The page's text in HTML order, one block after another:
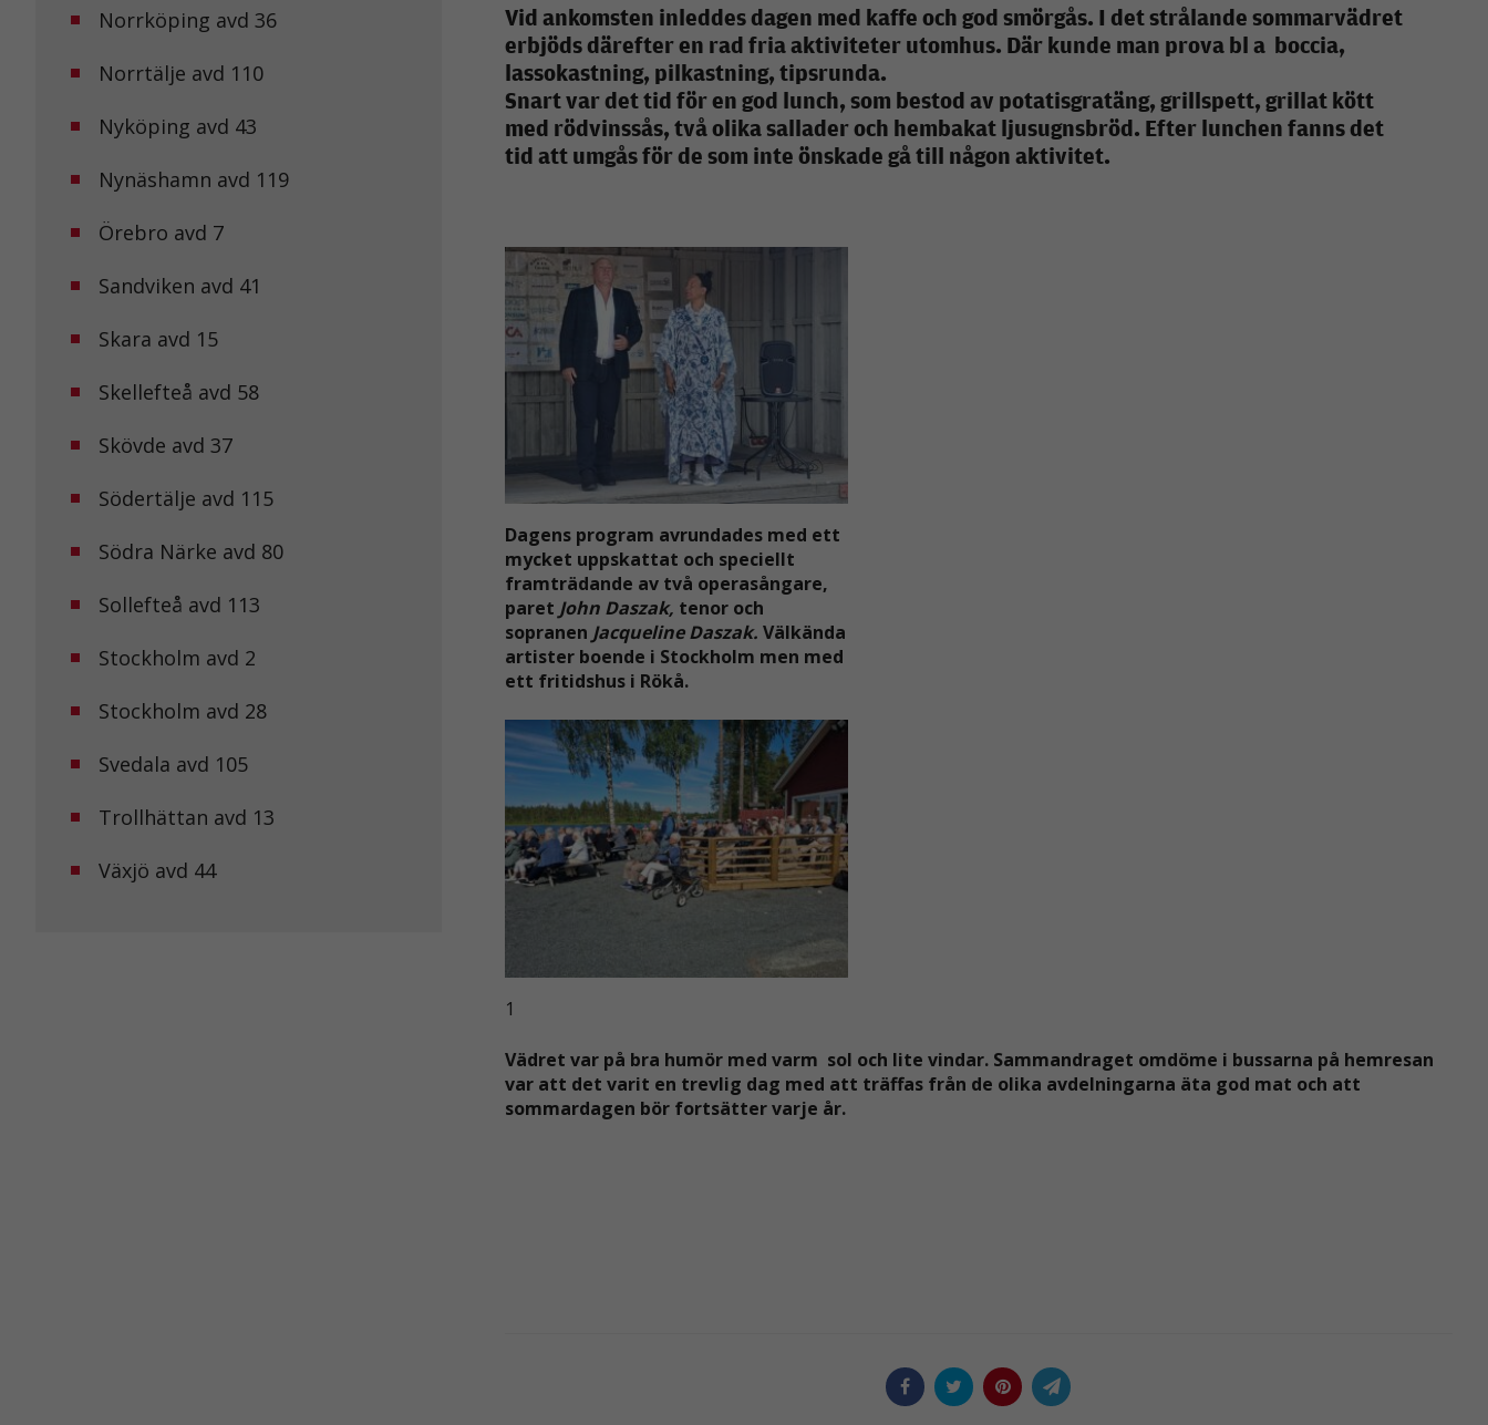
Norrköping avd 36
Norrtälje avd 110
Nyköping avd 43
Nynäshamn avd 119
Örebro avd 7
Sandviken avd 41
Skara avd 15
Skellefteå avd 58
Skövde avd 37
Södertälje avd 115
Södra Närke avd 80
Sollefteå avd 113
Stockholm avd 2
Stockholm avd 28
Svedala avd 105
Trollhättan avd 13
Växjö avd 44
Vid ankomsten inleddes dagen med kaffe och god smörgås. I det strålande sommarvädret
erbjöds därefter en rad fria aktiviteter utomhus. Där kunde man prova bl a boccia,
lassokastning, pilkastning, tipsrunda.
Snart var det tid för en god lunch, som bestod av potatisgratäng, grillspett, grillat kött
med rödvinssås, två olikasallader och hembakat ljusugnsbröd. Efter lunchen fanns det
tid att umgås för de som inte önskade gå till någonaktivitet.
Dagens program avrundades med ett
mycket uppskattat och speciellt
framträdande av två operasångare,
paret John Daszak, tenor och
sopranen Jacqueline Daszak. Välkända
artister boende i Stockholm men med
ett fritidshus i Rökå.
1
Vädret var på bra humör med varm sol och lite vindar. Sammandraget omdöme i bussarna på hemresan
var att det varit en trevlig dag med att träffas från de olika avdelningarna äta god mat och att
sommardagen bör fortsätter varje år.
Nödvändiga
Dessa kakor
går inte att
välja bort. De
behövs för att
hemsidan
över huvud
förbättra
hemsidans
funktionalitet
och